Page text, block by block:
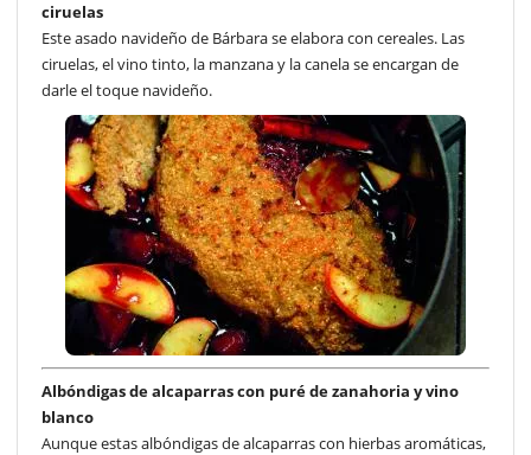
ciruelas
Este asado navideño de Bárbara se elabora con cereales. Las
ciruelas, el vino tinto, la manzana y la canela se encargan de
darle el toque navideño.
Albóndigas de alcaparras con puré de zanahoria y vino
blanco
Aunque estas albóndigas de alcaparras con hierbas aromáticas,